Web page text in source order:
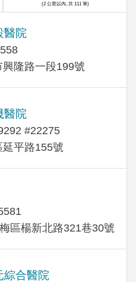
醫院
隆路一段199號
醫院
#22275
平路155號
區楊新北路321巷30號
綜合醫院
(2 公里以內, 共 111 筆)